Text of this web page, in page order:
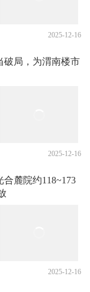
2025-12-16
破局，为渭南楼市
2025-12-16
合麓院约118~173
2025-12-16